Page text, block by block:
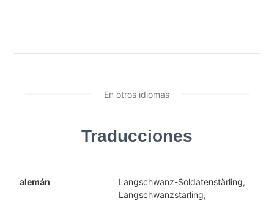
En otros idiomas
Traducciones
alemán
Langschwanz-Soldatenstärling,
Langschwanzstärling,